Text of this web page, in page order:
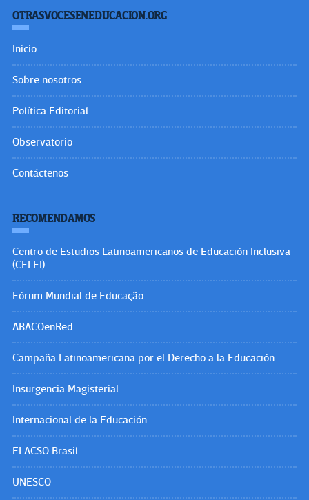
OTRASVOCESENEDUCACION.ORG
Inicio
Sobre nosotros
Política Editorial
Observatorio
Contáctenos
RECOMENDAMOS
Centro de Estudios Latinoamericanos de Educación Inclusiva
(CELEI)
Fórum Mundial de Educação
ABACOenRed
Campaña Latinoamericana por el Derecho a la Educación
Insurgencia Magisterial
Internacional de la Educación
FLACSO Brasil
UNESCO